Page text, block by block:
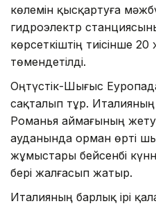
көлемін қысқартуға
гидроэлектр
көрсеткіштің тиісінше
төмендетілді.
Оңтүстік-Шығыс
сақталып тұр. Италияның
Романья аймағының
ауданында орман өрті
жұмыстары бейсенбі
бері жалғасып жатыр.
Италияның барлық ірі